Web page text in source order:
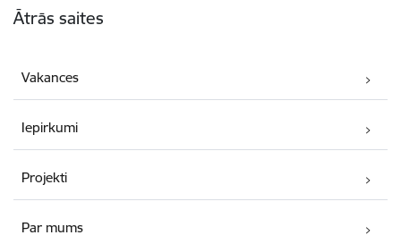
Ātrās saites
Vakances
Iepirkumi
Projekti
Par mums